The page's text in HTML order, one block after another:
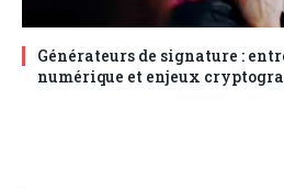
Générateurs de signature :
numérique et enjeux